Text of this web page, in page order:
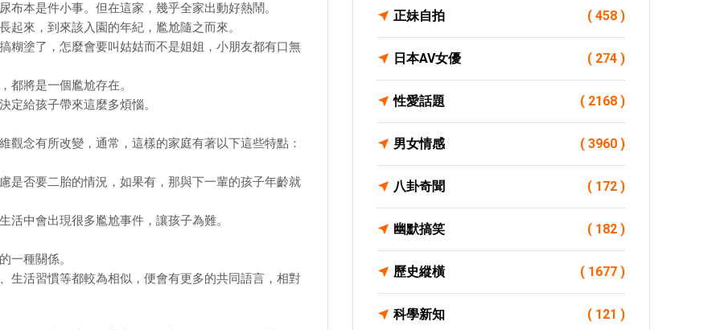
本是件小事。但在這家，幾乎全家出動好熱鬧。
來，到來該入園的年紀，尷尬隨之而來。
糊塗了，怎麼會要叫姑姑而不是姐姐，小朋友都有口無
都將是一個尷尬存在。
定給孩子帶來這麼多煩惱。
念有所改變，通常，這樣的家庭有著以下這些特點：
是否要二胎的情況，如果有，那與下一輩的孩子年齡就
活中會出現很多尷尬事件，讓孩子為難。
一種關係。
生活習慣等都較為相似，便會有更多的共同語言，相對
正妹自拍 ( 458 )
日本AV女優 ( 274 )
性愛話題 ( 2168 )
男女情感 ( 3960 )
八卦奇聞 ( 172 )
幽默搞笑 ( 182 )
歷史縱橫 ( 1677 )
科學新知 ( 121 )